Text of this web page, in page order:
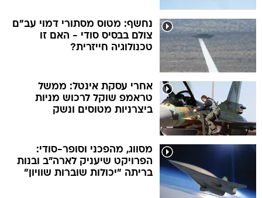
נחשף: מטוס מסתורי דמוי עב"ם
צולם בבסיס סודי - האם זו
טכנולוגיה חייזרית?
אחרי עסקת אינטל: ממשל
טראמפ שוקל לרכוש מניות
ביצרניות מטוסים ונשק
מסווג, מהפכני וסופר-סודי:
הפרויקט שיעניק לארה"ב ובנות
בריתה "יכולות שוברות שוויון"